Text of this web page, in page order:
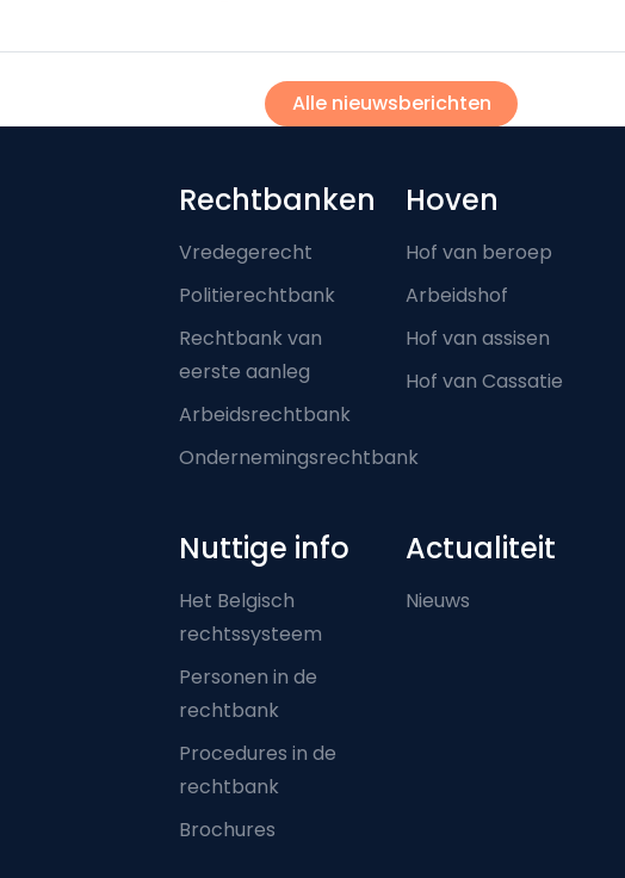
Alle nieuwsberichten
Footer-menu
Rechtbanken
Vredegerecht
Politierechtbank
Rechtbank van
eerste aanleg
Arbeidsrechtbank
Ondernemingsrechtbank
Hoven
Hof van beroep
Arbeidshof
Hof van assisen
Hof van Cassatie
Nuttige info
Het Belgisch
rechtssysteem
Personen in de
rechtbank
Procedures in de
rechtbank
Brochures
Actualiteit
Nieuws